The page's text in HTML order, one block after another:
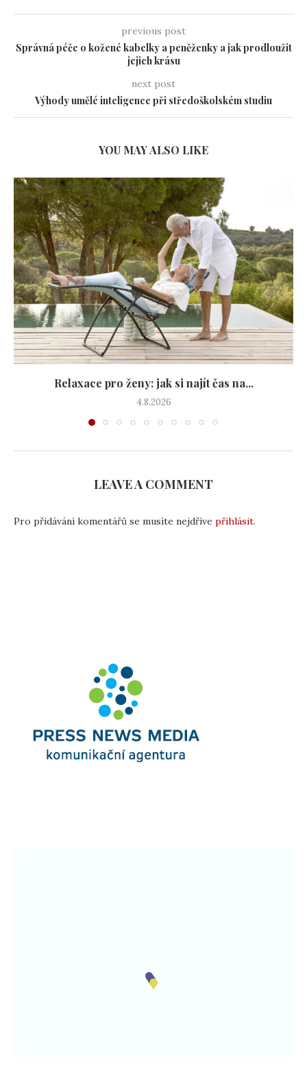
previous post
Správná péče o kožené kabelky a peněženky a jak prodloužit
jejich krásu
next post
Výhody umělé inteligence při středoškolském studiu
YOU MAY ALSO LIKE
Relaxace pro ženy: jak si najít čas na...
4.8.2026
LEAVE A COMMENT
Pro přidávání komentářů se musíte nejdříve přihlásit.